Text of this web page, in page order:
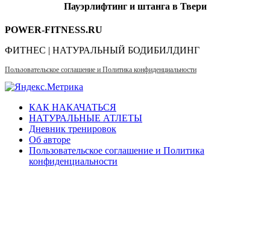
Пауэрлифтинг и штанга в Твери
POWER-FITNESS.RU
ФИТНЕС | НАТУРАЛЬНЫЙ БОДИБИЛДИНГ
Пользовательское соглашение и Политика конфиденциальности
КАК НАКАЧАТЬСЯ
НАТУРАЛЬНЫЕ АТЛЕТЫ
Дневник тренировок
Об авторе
Пользовательское соглашение и Политика
конфиденциальности